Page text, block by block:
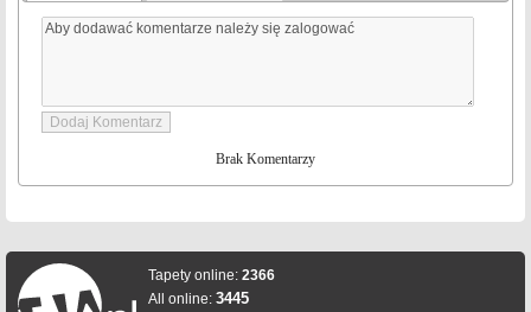
Brak Komentarzy
Tapety online: 2366
All online: 3445